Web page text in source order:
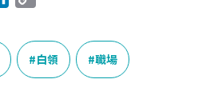
k
p
y
L
白領 職場